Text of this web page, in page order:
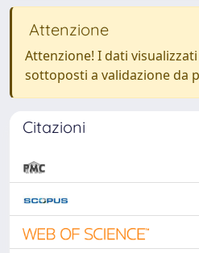
Attenzione
Attenzione! I dati
sottoposti a validazione da
Citazioni